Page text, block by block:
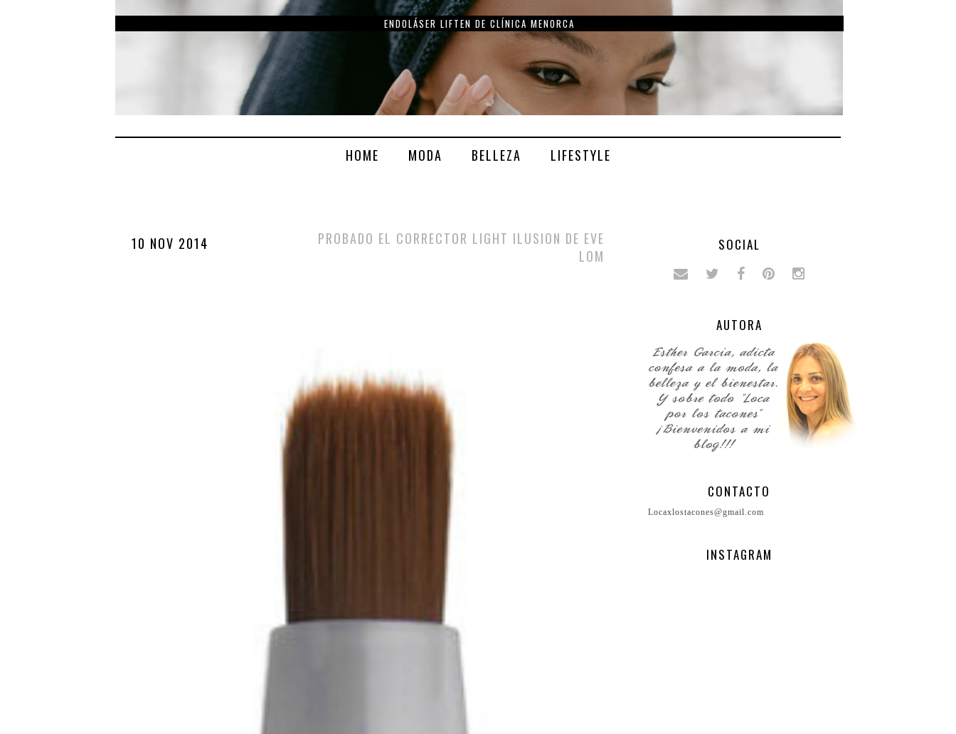
ENDOLÁSER LIFTEN DE CLÍNICA MENORCA
HOME MODA BELLEZA LIFESTYLE
10 NOV 2014
PROBADO EL CORRECTOR LIGHT ILUSION DE EVE
LOM
SOCIAL
AUTORA
CONTACTO
Locaxlostacones@gmail.com
INSTAGRAM